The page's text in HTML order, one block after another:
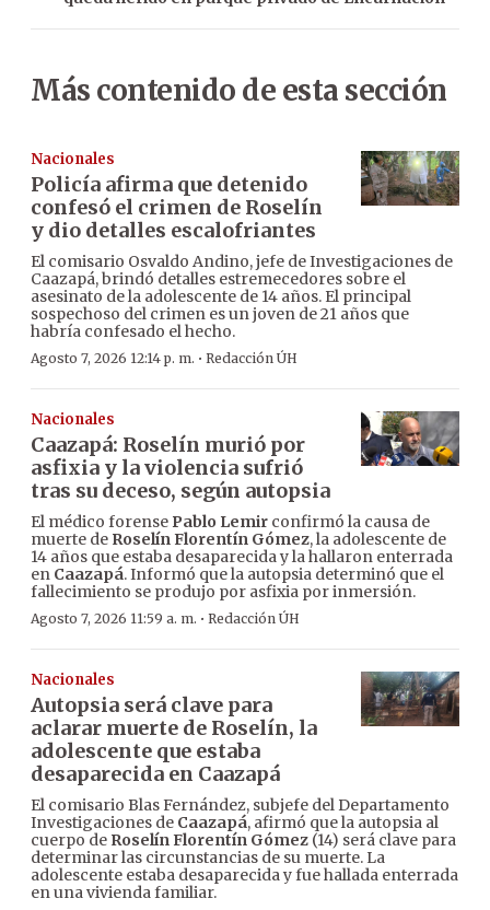
Más contenido de esta sección
Nacionales
Policía afirma que detenido
confesó el crimen de Roselín
y dio detalles escalofriantes
El comisario Osvaldo Andino, jefe de Investigaciones de
Caazapá, brindó detalles estremecedores sobre el
asesinato de la adolescente de 14 años. El principal
sospechoso del crimen es un joven de 21 años que
habría confesado el hecho.
Agosto 7, 2026 12:14 p. m. · Redacción ÚH
Nacionales
Caazapá: Roselín murió por
asfixia y la violencia sufrió
tras su deceso, según autopsia
El médico forense Pablo Lemir confirmó la causa de
muerte de Roselín Florentín Gómez, la adolescente de
14 años que estaba desaparecida y la hallaron enterrada
en Caazapá. Informó que la autopsia determinó que el
fallecimiento se produjo por asfixia por inmersión.
Agosto 7, 2026 11:59 a. m. · Redacción ÚH
Nacionales
Autopsia será clave para
aclarar muerte de Roselín, la
adolescente que estaba
desaparecida en Caazapá
El comisario Blas Fernández, subjefe del Departamento
Investigaciones de Caazapá, afirmó que la autopsia al
cuerpo de Roselín Florentín Gómez (14) será clave para
determinar las circunstancias de su muerte. La
adolescente estaba desaparecida y fue hallada enterrada
en una vivienda familiar.